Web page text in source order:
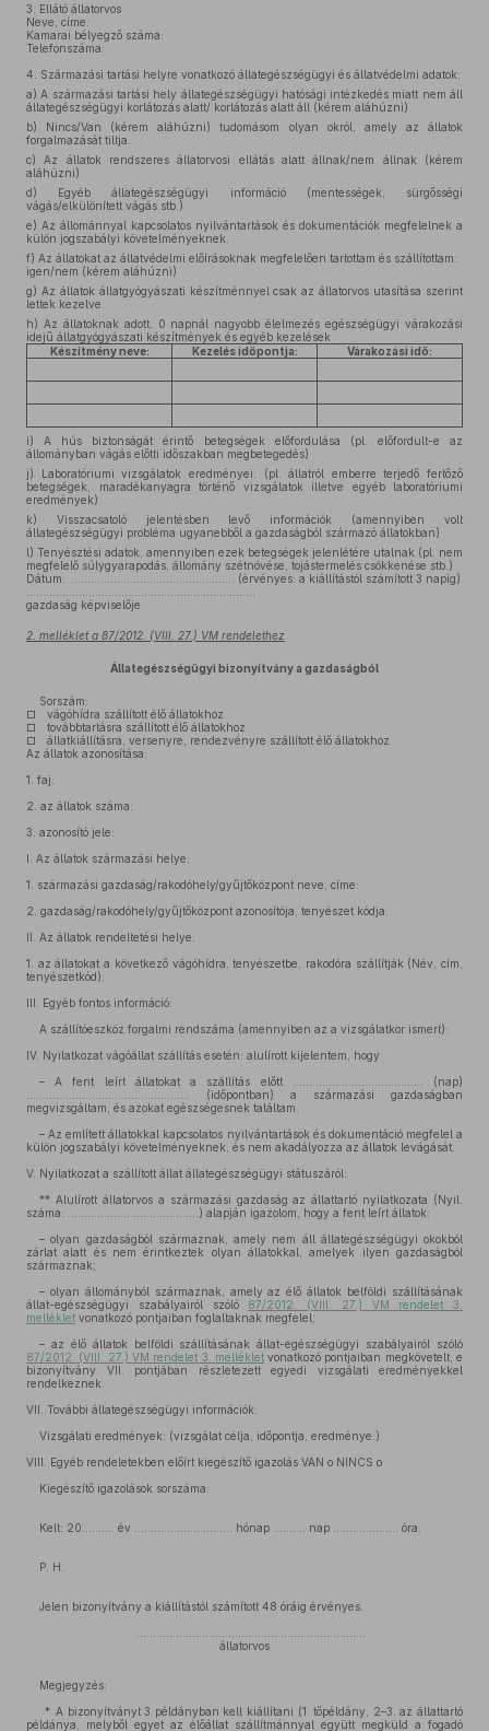
3.
Ellátó állatorvos
Neve, címe:
Kamarai bélyegző száma:
Telefonszáma:
4.
Származási tartási helyre vonatkozó állategészségügyi és állatvédelmi adatok:
a) A származási tartási hely állategészségügyi hatósági intézkedés miatt nem áll
állategészségügyi korlátozás alatt/ korlátozás alatt áll (kérem aláhúzni)
b) Nincs/Van (kérem aláhúzni) tudomásom olyan okról, amely az állatok
forgalmazását tiltja.
c) Az állatok rendszeres állatorvosi ellátás alatt állnak/nem állnak (kérem
aláhúzni)
d) Egyéb állategészségügyi információ (mentességek, sürgősségi
vágás/elkülönített vágás stb.)
e) Az állománnyal kapcsolatos nyilvántartások és dokumentációk megfelelnek a
külön jogszabályi követelményeknek.
f) Az állatokat az állatvédelmi előírásoknak megfelelően tartottam és szállítottam:
igen/nem (kérem aláhúzni)
g) Az állatok állatgyógyászati készítménnyel csak az állatorvos utasítása szerint
lettek kezelve.
h) Az állatoknak adott, 0 napnál nagyobb élelmezés egészségügyi várakozási
idejű állatgyógyászati készítmények és egyéb kezelések
Készítmény neve:
Kezelés időpontja: Várakozási idő:
i) A hús biztonságát érintő betegségek előfordulása (pl. előfordult-e az
állományban vágás előtti időszakban megbetegedés)
j) Laboratóriumi vizsgálatok eredményei: (pl. állatról emberre terjedő fertőző
betegségek, maradékanyagra történő vizsgálatok illetve egyéb laboratóriumi
eredmények)
k) Visszacsatoló jelentésben levő információk (amennyiben volt
állategészségügyi probléma ugyanebből a gazdaságból származó állatokban)
l) Tenyésztési adatok, amennyiben ezek betegségek jelenlétére utalnak (pl. nem
megfelelő súlygyarapodás, állomány szétnövése, tojástermelés csökkenése stb.)
Dátum: .................................................. (érvényes: a kiállítástól számított 3 napig)
gazdaság képviselője
2. melléklet a 87/2012. (VIII. 27.) VM rendelethez
Állategészségügyi bizonyítvány a gazdaságból
Sorszám:
□ vágóhídra szállított élő állatokhoz
□ továbbtartásra szállított élő állatokhoz
□ állatkiállításra, versenyre, rendezvényre szállított élő állatokhoz
Az állatok azonosítása:
1. faj:
2. az állatok száma:
3. azonosító jele:
I. Az állatok származási helye:
1.
származási gazdaság/rakodóhely/gyűjtőközpont neve, címe:
2. gazdaság/rakodóhely/gyűjtőközpont azonosítója, tenyészet kódja:
II. Az állatok rendeltetési helye:
1.
az állatokat a következő vágóhídra, tenyészetbe, rakodóra szállítják (Név, cím,
tenyészetkód):
III. Egyéb fontos információ:
A szállítóeszköz forgalmi rendszáma (amennyiben az a vizsgálatkor ismert):
IV. Nyilatkozat vágóállat szállítás esetén: alulírott kijelentem, hogy
– A fent leírt állatokat a szállítás előtt ........................................ (nap)
.................................................. (időpontban) a származási gazdaságban
megvizsgáltam, és azokat egészségesnek találtam.
– Az említett állatokkal kapcsolatos nyilvántartások és dokumentáció megfelel a
külön jogszabályi követelményeknek, és nem akadályozza az állatok levágását.
V. Nyilatkozat a szállított állat állategészségügyi státuszáról:
** Alulírott állatorvos a származási gazdaság az állattartó nyilatkozata (Nyil.
száma: ........................................) alapján igazolom, hogy a fent leírt állatok:
– olyan gazdaságból származnak, amely nem áll állategészségügyi okokból
zárlat alatt és nem érintkeztek olyan állatokkal, amelyek ilyen gazdaságból
származnak;
– olyan állományból származnak, amely az élő állatok belföldi szállításának
állat-egészségügyi szabályairól szóló 87/2012. (VIII. 27.) VM rendelet 3.
melléklet vonatkozó pontjaiban foglaltaknak megfelel;
– az élő állatok belföldi szállításának állat-egészségügyi szabályairól szóló
87/2012. (VIII. 27.) VM rendelet 3. mellékletvonatkozó pontjaiban megkövetelt, e
bizonyítvány VII. pontjában részletezett egyedi vizsgálati eredményekkel
rendelkeznek.
VII. További állategészségügyi információk:
Vizsgálati eredmények: (vizsgálat célja, időpontja, eredménye:)
VIII. Egyéb rendeletekben előírt kiegészítő igazolás VAN o NINCS o
Kiegészítő igazolások sorszáma:
Kelt: 20.......... év .............................. hónap .......... nap .................... óra.
P. H.
Jelen bizonyítvány a kiállítástól számított 48 óráig érvényes.
állatorvos
Megjegyzés:
* A bizonyítványt 3 példányban kell kiállítani (1. tőpéldány, 2–3. az állattartó
példánya, melyből egyet az élőállat szállítmánnyal együtt megküld a fogadó